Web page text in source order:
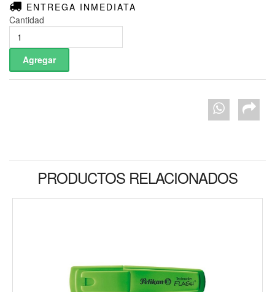
ENTREGA INMEDIATA
Cantidad
PRODUCTOS RELACIONADOS